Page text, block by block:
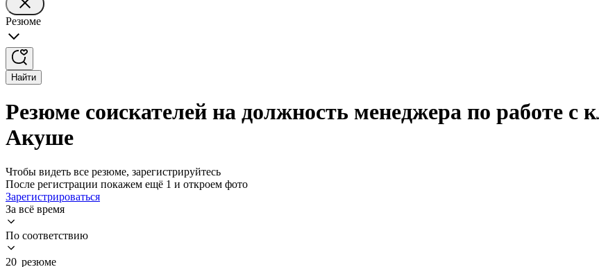
Резюме
Найти
Резюме соискателей на должность менеджера по работе с
Акуше
Чтобы видеть все резюме, зарегистрируйтесь
После регистрации покажем ещё 1 и откроем фото
Зарегистрироваться
За всё время
По соответствию
20 резюме